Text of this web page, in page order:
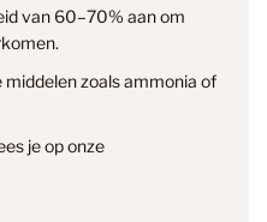
van 60–70% aan om
middelen zoals ammonia of
je op onze
& levertijd
Retourneren